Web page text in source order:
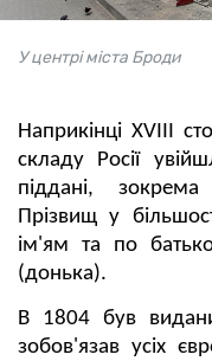
У центрі міста Броди
Наприкінці XVIII
складу Росії
піддані,
Прізвищ у
ім'ям та по
(донька).
В 1804 був
зобов'язав усіх